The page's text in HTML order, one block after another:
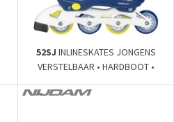
52SJ INLINESKATES JONGENS
VERSTELBAAR • HARDBOOT •